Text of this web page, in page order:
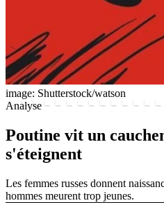
image: Shutterstock/watson
Analyse
Poutine vit un
s'éteignent
Les femmes russes donnent
hommes meurent trop jeunes.